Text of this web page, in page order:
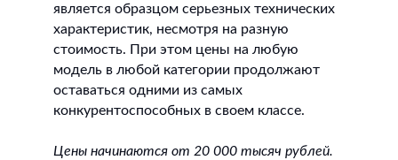
является образцом серьезных технических
характеристик, несмотря на разную
стоимость. При этом цены на любую
модель в любой категории продолжают
оставаться одними из самых
конкурентоспособных в своем классе.
Цены начинаются от 20 000 тысяч рублей.